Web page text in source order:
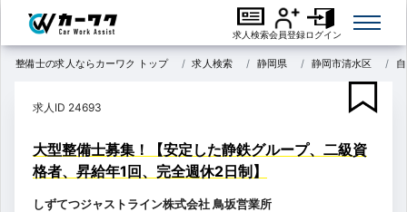
求人検索会員登録ログイン
整備士の求人ならカーワク トップ 求人検索 静岡県 静岡市清水区
求人ID 24693
大型整備士募集！【安定した静鉄グループ、二級資
格者、昇給年1回、完全週休2日制】
しずてつジャストライン株式会社 鳥坂営業所